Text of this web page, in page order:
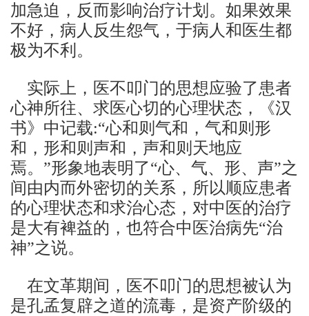
加急迫，反而影响治疗计划。如果效果
不好，病人反生怨气，于病人和医生都
极为不利。
实际上，医不叩门的思想应验了患者
心神所往、求医心切的心理状态，《汉
书》中记载:“心和则气和，气和则形
和，形和则声和，声和则天地应
焉。”形象地表明了“心、气、形、声”之
间由内而外密切的关系，所以顺应患者
的心理状态和求治心态，对中医的治疗
是大有裨益的，也符合中医治病先“治
神”之说。
在文革期间，医不叩门的思想被认为
是孔孟复辟之道的流毒，是资产阶级的